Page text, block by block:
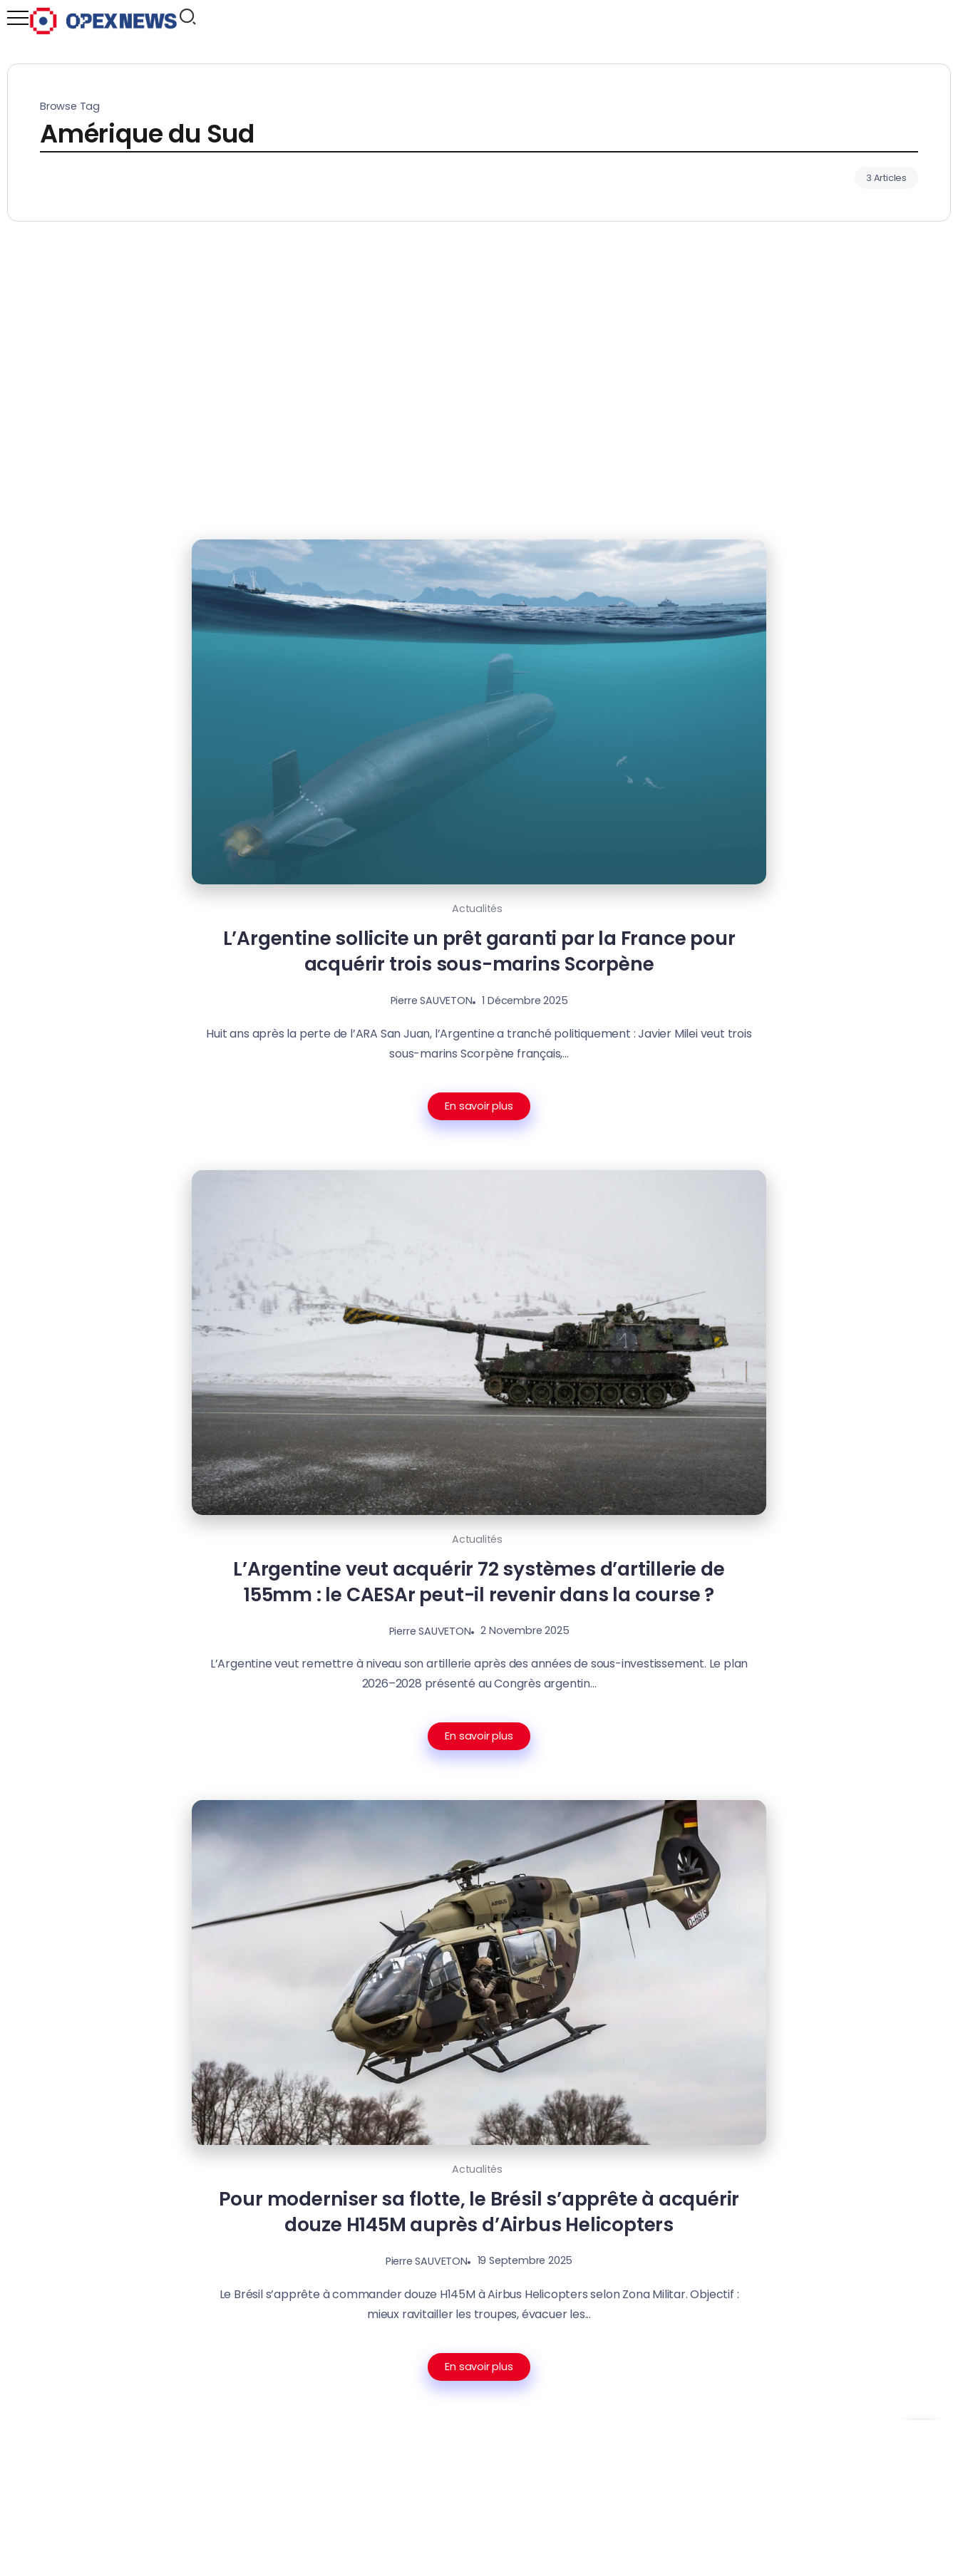
Browse Tag
Amérique du Sud
3 Articles
Actualités
L’Argentine sollicite un prêt garanti par la France pour
acquérir trois sous-marins Scorpène
Pierre SAUVETON 1 Décembre 2025
Huit ans après la perte de l’ARA San Juan, l’Argentine a tranché politiquement : Javier Milei veut trois
sous-marins Scorpène français,...
En savoir plus
Actualités
L’Argentine veut acquérir 72 systèmes d’artillerie de
155mm : le CAESAr peut-il revenir dans la course ?
Pierre SAUVETON 2 Novembre 2025
L’Argentine veut remettre à niveau son artillerie après des années de sous-investissement. Le plan
2026–2028 présenté au Congrès argentin...
En savoir plus
Actualités
Pour moderniser sa flotte, le Brésil s’apprête à acquérir
douze H145M auprès d’Airbus Helicopters
Pierre SAUVETON 19 Septembre 2025
Le Brésil s’apprête à commander douze H145M à Airbus Helicopters selon Zona Militar. Objectif :
mieux ravitailler les troupes, évacuer les...
En savoir plus